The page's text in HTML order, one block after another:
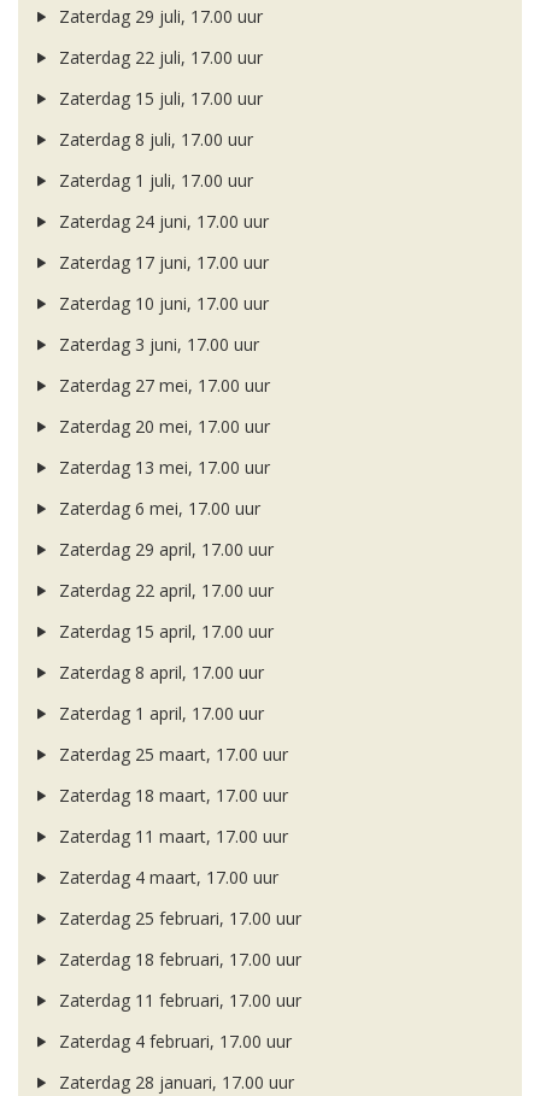
Zaterdag 29 juli, 17.00 uur
Zaterdag 22 juli, 17.00 uur
Zaterdag 15 juli, 17.00 uur
Zaterdag 8 juli, 17.00 uur
Zaterdag 1 juli, 17.00 uur
Zaterdag 24 juni, 17.00 uur
Zaterdag 17 juni, 17.00 uur
Zaterdag 10 juni, 17.00 uur
Zaterdag 3 juni, 17.00 uur
Zaterdag 27 mei, 17.00 uur
Zaterdag 20 mei, 17.00 uur
Zaterdag 13 mei, 17.00 uur
Zaterdag 6 mei, 17.00 uur
Zaterdag 29 april, 17.00 uur
Zaterdag 22 april, 17.00 uur
Zaterdag 15 april, 17.00 uur
Zaterdag 8 april, 17.00 uur
Zaterdag 1 april, 17.00 uur
Zaterdag 25 maart, 17.00 uur
Zaterdag 18 maart, 17.00 uur
Zaterdag 11 maart, 17.00 uur
Zaterdag 4 maart, 17.00 uur
Zaterdag 25 februari, 17.00 uur
Zaterdag 18 februari, 17.00 uur
Zaterdag 11 februari, 17.00 uur
Zaterdag 4 februari, 17.00 uur
Zaterdag 28 januari, 17.00 uur